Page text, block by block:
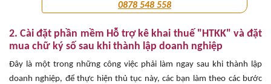
0878 548 558
2. Cài đặt phần mềm Hỗ trợ kê khai thuế "HTKK" và đặt
mua chữ ký số sau khi thành lập doanh nghiệp
Đây là một trong những công việc phải làm ngay sau khi thành lập
doanh nghiệp, để thực hiện thủ tục này, các bạn làm theo các bước